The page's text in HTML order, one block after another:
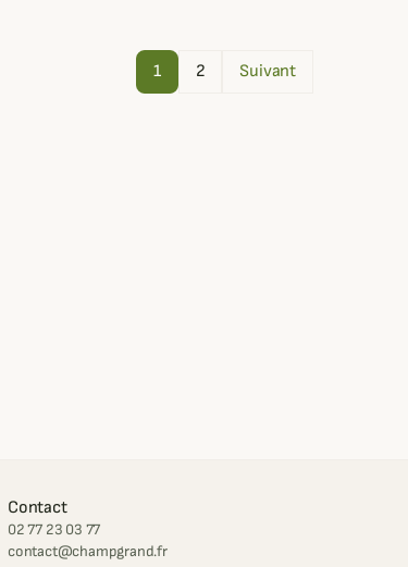
1 2 Suivant
Contact
02 77 23 03 77
contact@champgrand.fr